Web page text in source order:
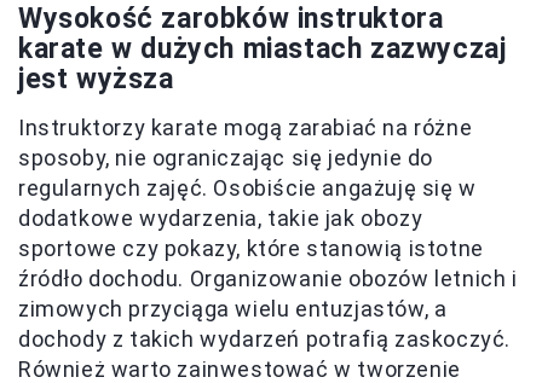
Wysokość zarobków instruktora
karate w dużych miastach zazwyczaj
jest wyższa
Instruktorzy karate mogą zarabiać na różne
sposoby, nie ograniczając się jedynie do
regularnych zajęć. Osobiście angażuję się w
dodatkowe wydarzenia, takie jak obozy
sportowe czy pokazy, które stanowią istotne
źródło dochodu. Organizowanie obozów letnich i
zimowych przyciąga wielu entuzjastów, a
dochody z takich wydarzeń potrafią zaskoczyć.
Również warto zainwestować w tworzenie